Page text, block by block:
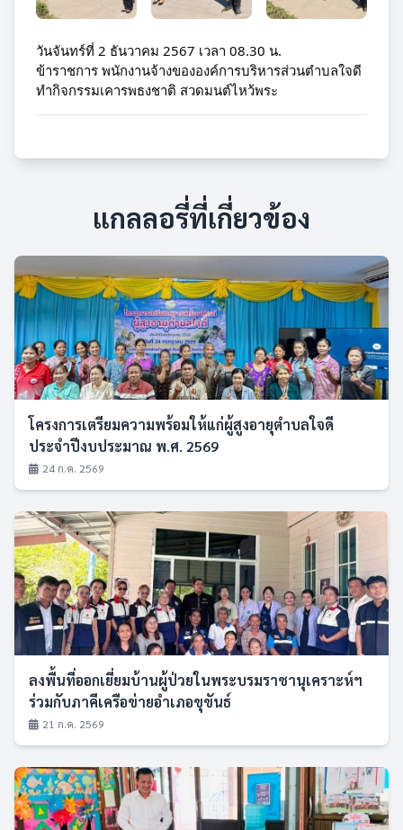
วันจันทร์ที่ 2 ธันวาคม 2567 เวลา 08.30 น.
ข้าราชการ พนักงานจ้างขององค์การบริหารส่วนตำบลใจดี
ทำกิจกรรมเคารพธงชาติ สวดมนต์ไหว้พระ
แกลลอรี่ที่เกี่ยวข้อง
โครงการเตรียมความพร้อมให้แก่ผู้สูงอายุตำบลใจดี
ประจำปีงบประมาณ พ.ศ. 2569
24 ก.ค. 2569
ลงพื้นที่ออกเยี่ยมบ้านผู้ป่วยในพระบรมราชานุเคราะห์ฯ
ร่วมกับภาคีเครือข่ายอำเภอขุขันธ์
21 ก.ค. 2569